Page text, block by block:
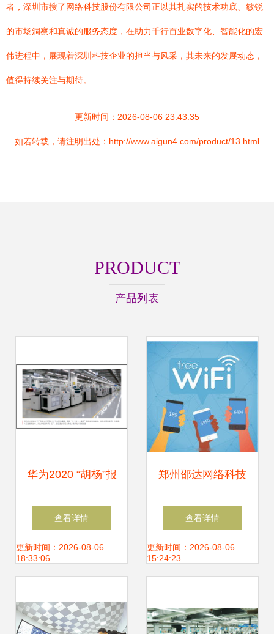
者，深圳市搜了网络科技股份有限公司正以其扎实的技术功底、敏锐
的市场洞察和真诚的服务态度，在助力千行百业数字化、智能化的宏
伟进程中，展现着深圳科技企业的担当与风采，其未来的发展动态，
值得持续关注与期待。
更新时间：2026-08-06 23:43:35
如若转载，请注明出处：http://www.aigun4.com/product/13.html
PRODUCT
产品列表
华为2020 “胡杨”报
告——网络技术服
务的坚守与新生
查看详情
更新时间：2026-08-06
18:33:06
郑州邵达网络科技
以专业网络技术服
务驱动企业数字化
查看详情
更新时间：2026-08-06
15:24:23